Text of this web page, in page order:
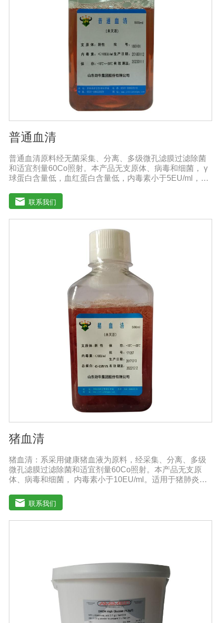
普通血清
普通血清原料经无菌采集、分离、多级微孔滤膜过滤除菌
和适宜剂量60Co照射。本产品无支原体、病毒和细菌， γ
球蛋白含量低，血红蛋白含量低，内毒素小于5EU/ml，具
扩增及单克隆抗体的制备和疫苗的研制及生产。质量标
准：符合《中华人民共和国兽药典》2020版质量标准。规
格：500ml/瓶保存：-15℃―-20℃有效期：5年注意事
项：解冻：采用逐步解冻法（ -20℃→2-8℃→ 室温），可
减少沉淀的产生使血清质量不会受到影响。
联系我们
猪血清
猪血清：系采用健康猪血液为原料，经采集、分离、多级
微孔滤膜过滤除菌和适宜剂量60Co照射。本产品无支原
体、病毒和细菌， 内毒素小于10EU/ml。适用于猪肺炎支
和国兽药典》2020版质量标准。规格：500ml/瓶保
存：-15℃―-20℃有效期：5年注意事项：解冻：采用逐
步解冻法（ -20℃→2-8℃→ 室温），可减少沉淀的产生使
联系我们